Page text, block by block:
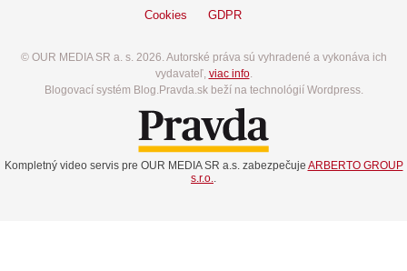
Cookies GDPR
© OUR MEDIA SR a. s. 2026. Autorské práva sú vyhradené a vykonáva ich
vydavateľ, viac info.
Blogovací systém Blog.Pravda.sk beží na technológií Wordpress.
Kompletný video servis pre OUR MEDIA SR a.s. zabezpečuje ARBERTO GROUP
s.r.o..